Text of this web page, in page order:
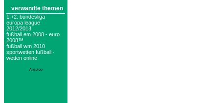
verwandte themen
1.+2. bundesliga
europa league
2012/2013
fußball em 2008 - euro
2008™
fußball wm 2010
sportwetten fußball ·
wetten online
Anzeige